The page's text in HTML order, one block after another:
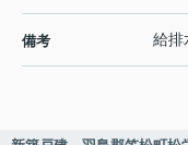
備考 給排